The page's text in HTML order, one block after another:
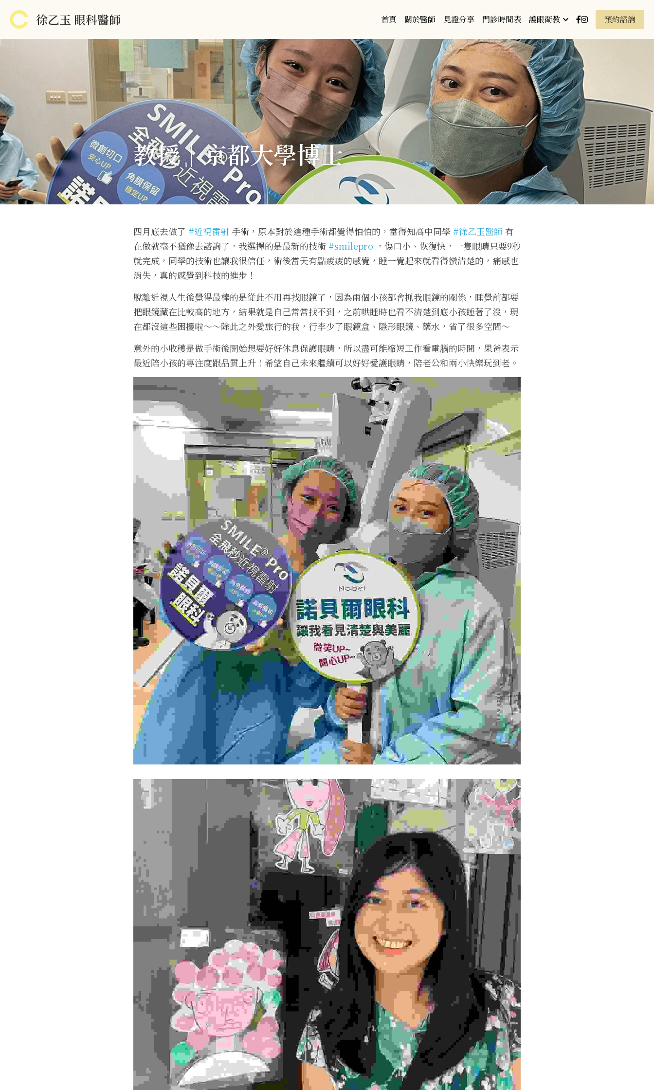
徐乙玉 眼科醫師 首頁 關於醫師 見證分享 門診時間表 護眼衛教 預約諮詢
教授｜京都大學博士
四月底去做了 #近視雷射 手術，原本對於這種手術都覺得怕怕的，當得知高中同學 #徐乙玉醫師 有
在做就毫不猶豫去諮詢了，我選擇的是最新的技術 #smilepro ，傷口小、恢復快，一隻眼睛只要9秒
就完成，同學的技術也讓我很信任，術後當天有點痠痠的感覺，睡一覺起來就看得蠻清楚的，痛感也
消失，真的感覺到科技的進步！
脫離近視人生後覺得最棒的是從此不用再找眼鏡了，因為兩個小孩都會抓我眼鏡的關係，睡覺前都要
把眼鏡藏在比較高的地方，結果就是自己常常找不到，之前哄睡時也看不清楚到底小孩睡著了沒，現
在都沒這些困擾啦～～除此之外愛旅行的我，行李少了眼鏡盒、隱形眼鏡、藥水，省了很多空間～
意外的小收穫是做手術後開始想要好好休息保護眼睛，所以盡可能縮短工作看電腦的時間，果爸表示
最近陪小孩的專注度跟品質上升！希望自己未來繼續可以好好愛護眼睛，陪老公和兩小快樂玩到老。